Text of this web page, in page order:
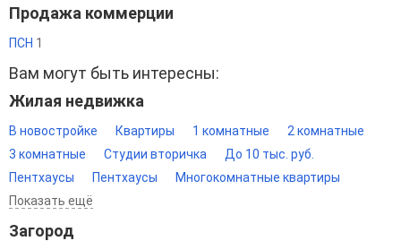
Продажа коммерции
ПСН 1
Вам могут быть интересны:
Жилая недвижка
В новостройке Квартиры 1 комнатные
2 комнатные
3 комнатные
Студии вторичка
До 10 тыс. руб.
Пентхаусы
Пентхаусы
Многокомнатные квартиры
Показать ещё
Загород